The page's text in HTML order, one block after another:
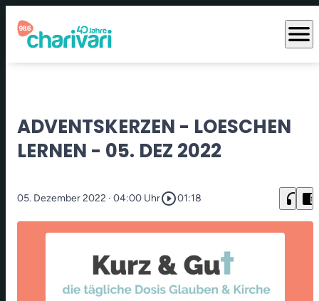
menu
ADVENTSKERZEN - LOESCHEN
LERNEN - 05. DEZ 2022
05. Dezember 2022 · 04:00 Uhrplay_circle_outline01:18 headphones chrome_reader_mode